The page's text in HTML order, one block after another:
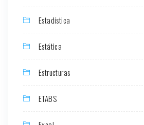
Estadística
Estática
Estructuras
ETABS